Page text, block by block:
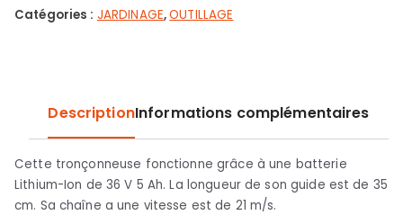
Catégories : JARDINAGE,OUTILLAGE
DescriptionInformations complémentaires
Cette tronçonneuse fonctionne grâce à une batterie
Lithium-Ion de 36 V 5 Ah. La longueur de son guide est de 35
cm. Sa chaîne a une vitesse est de 21 m/s.